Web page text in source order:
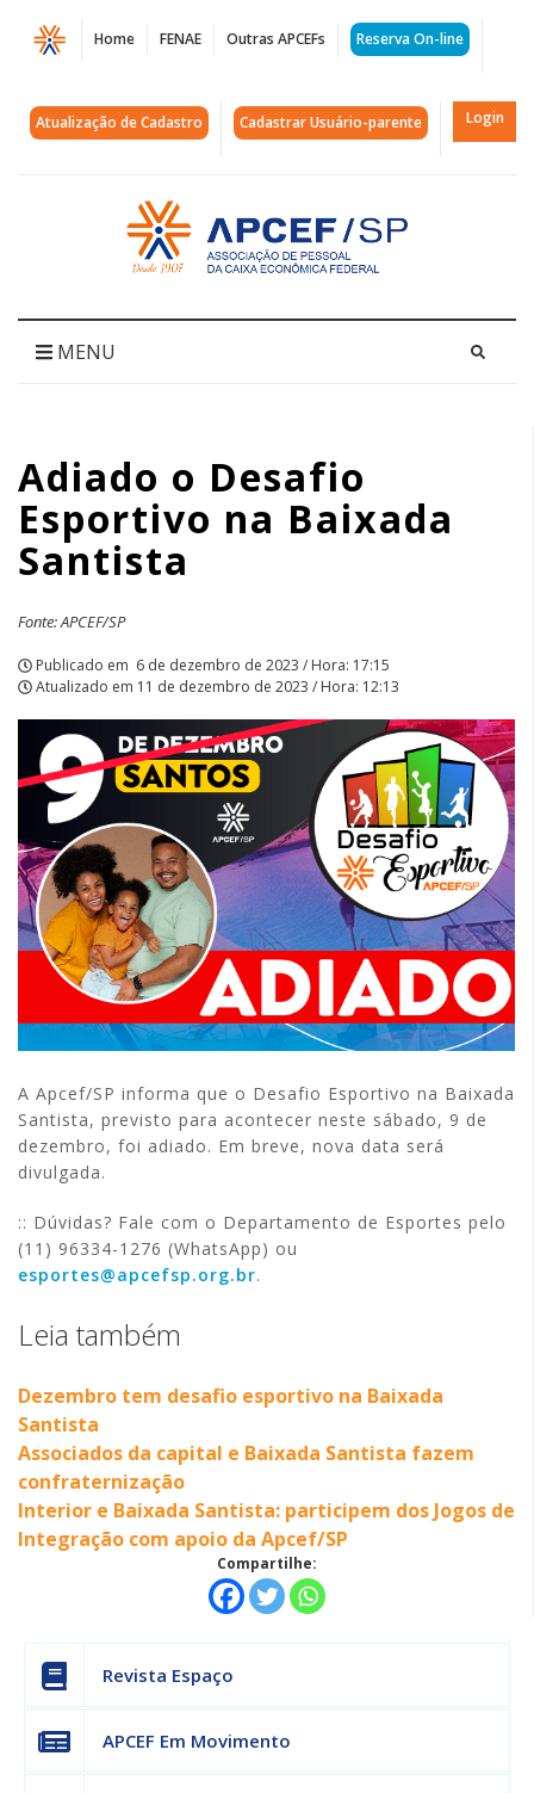
Página
Adiado
Esportivo
Santista
Home FENAE Outras APCEFs Reserva On-line
Atualização de Cadastro Cadastrar Usuário-parente Login
Acessar
página
inicial
MENU
Adiado o Desafio
Esportivo na Baixada
Santista
Fonte: APCEF/SP
Publicado em 6 de dezembro de 2023 / Hora: 17:15
Atualizado em 11 de dezembro de 2023 / Hora: 12:13
A Apcef/SP informa que o Desafio Esportivo na Baixada
Santista, previsto para acontecer neste sábado, 9 de
dezembro, foi adiado. Em breve, nova data será
divulgada.
:: Dúvidas? Fale com o Departamento de Esportes pelo
(11) 96334-1276 (WhatsApp) ou
esportes@apcefsp.org.br.
Leia também
Dezembro tem desafio esportivo na Baixada
Santista
Associados da capital e Baixada Santista fazem
confraternização
Interior e Baixada Santista: participem dos Jogos de
Integração com apoio da Apcef/SP
Compartilhe:
Revista Espaço
APCEF Em Movimento